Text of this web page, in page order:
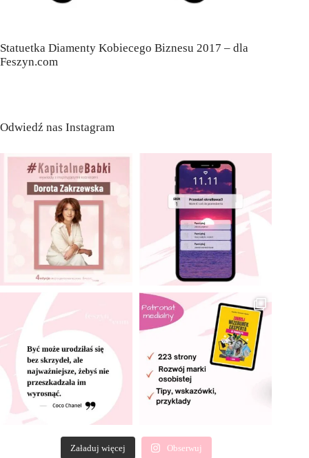
Statuetka Diamenty Kobiecego Biznesu 2017 – dla
Feszyn.com
Odwiedź nas Instagram
Załaduj więcej Obserwuj